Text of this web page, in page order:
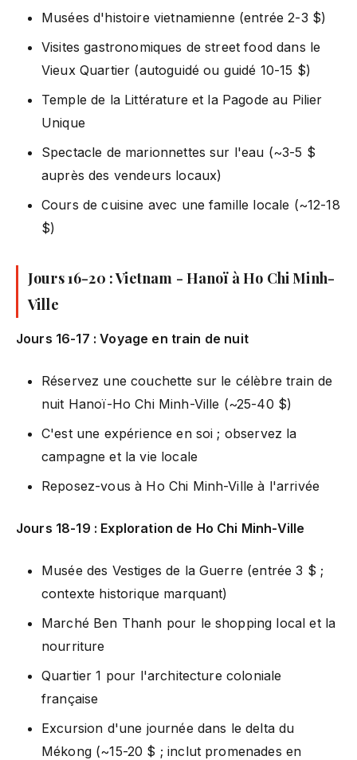
Musées d'histoire vietnamienne (entrée 2-3 $)
Visites gastronomiques de street food dans le
Vieux Quartier (autoguidé ou guidé 10-15 $)
Temple de la Littérature et la Pagode au Pilier
Unique
Spectacle de marionnettes sur l'eau (~3-5 $
auprès des vendeurs locaux)
Cours de cuisine avec une famille locale (~12-18
$)
Jours 16-20 : Vietnam - Hanoï à Ho Chi Minh-
Ville
Jours 16-17 : Voyage en train de nuit
Réservez une couchette sur le célèbre train de
nuit Hanoï-Ho Chi Minh-Ville (~25-40 $)
C'est une expérience en soi ; observez la
campagne et la vie locale
Reposez-vous à Ho Chi Minh-Ville à l'arrivée
Jours 18-19 : Exploration de Ho Chi Minh-Ville
Musée des Vestiges de la Guerre (entrée 3 $ ;
contexte historique marquant)
Marché Ben Thanh pour le shopping local et la
nourriture
Quartier 1 pour l'architecture coloniale
française
Excursion d'une journée dans le delta du
Mékong (~15-20 $ ; inclut promenades en